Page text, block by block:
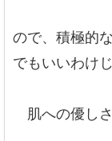
ので、積極的
でもいいわけ
肌への優しさ